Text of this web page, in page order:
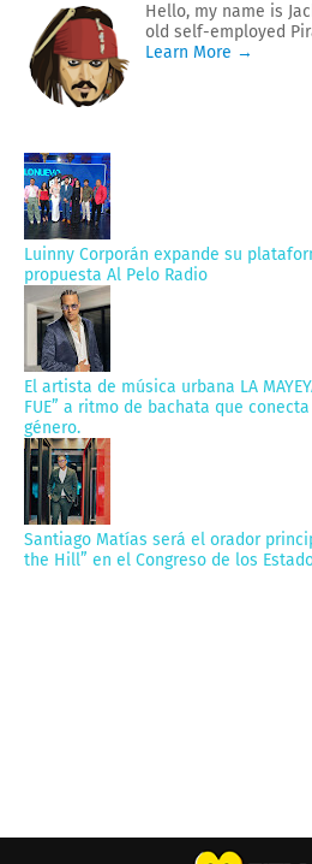
Hello, my name is
old self-employed
Learn More →
Luinny Corporán expande su
propuesta Al Pelo Radio
El artista de música urbana LA
FUE” a ritmo de bachata que
género.
Santiago Matías será el orador
the Hill” en el Congreso de los